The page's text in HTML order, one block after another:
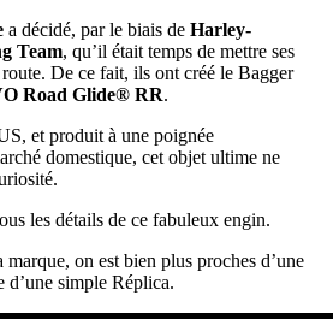
a décidé, par le biais de Harley-
Team, qu’il était temps de mettre ses
De ce fait, ils ont créé le Bagger
Road Glide® RR.
et produit à une poignée
domestique, cet objet ultime ne
les détails de ce fabuleux engin.
on est bien plus proches d’une
d’une simple Réplica.